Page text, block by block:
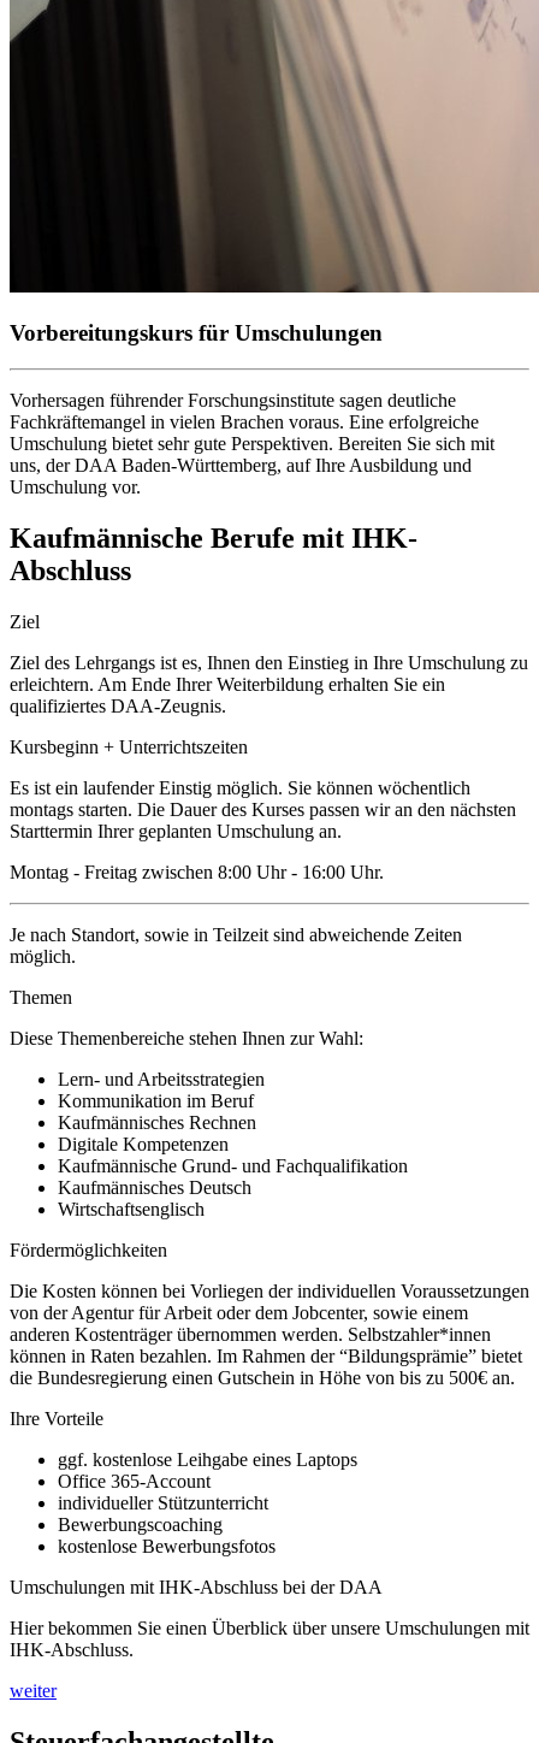
Vorbereitungskurs für Umschulungen
Vorhersagen führender Forschungsinstitute sagen deutliche
Fachkräftemangel in vielen Brachen voraus. Eine erfolgreiche
Umschulung bietet sehr gute Perspektiven. Bereiten Sie sich mit
uns, der DAA Baden-Württemberg, auf Ihre Ausbildung und
Umschulung vor.
Kaufmännische Berufe mit IHK-
Abschluss
Ziel
Ziel des Lehrgangs ist es, Ihnen den Einstieg in Ihre Umschulung zu
erleichtern. Am Ende Ihrer Weiterbildung erhalten Sie ein
qualifiziertes DAA-Zeugnis.
Kursbeginn + Unterrichtszeiten
Es ist ein laufender Einstig möglich. Sie können wöchentlich
montags starten. Die Dauer des Kurses passen wir an den nächsten
Starttermin Ihrer geplanten Umschulung an.
Montag - Freitag zwischen 8:00 Uhr - 16:00 Uhr.
Je nach Standort, sowie in Teilzeit sind abweichende Zeiten
möglich.
Themen
Diese Themenbereiche stehen Ihnen zur Wahl:
Lern- und Arbeitsstrategien
Kommunikation im Beruf
Kaufmännisches Rechnen
Digitale Kompetenzen
Kaufmännische Grund- und Fachqualifikation
Kaufmännisches Deutsch
Wirtschaftsenglisch
Fördermöglichkeiten
Die Kosten können bei Vorliegen der individuellen Voraussetzungen
von der Agentur für Arbeit oder dem Jobcenter, sowie einem
anderen Kostenträger übernommen werden. Selbstzahler*innen
können in Raten bezahlen. Im Rahmen der “Bildungsprämie” bietet
die Bundesregierung einen Gutschein in Höhe von bis zu 500€ an.
Ihre Vorteile
ggf. kostenlose Leihgabe eines Laptops
Office 365-Account
individueller Stützunterricht
Bewerbungscoaching
kostenlose Bewerbungsfotos
Umschulungen mit IHK-Abschluss bei der DAA
Hier bekommen Sie einen Überblick über unsere Umschulungen mit
IHK-Abschluss.
weiter